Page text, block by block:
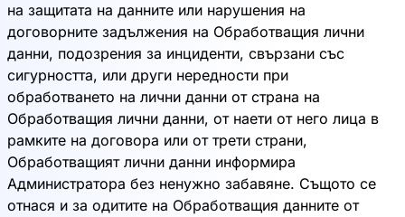
на защитата на данните или нарушения на
договорните задължения на Обработващия лични
данни, подозрения за инциденти, свързани със
сигурността, или други нередности при
обработването на лични данни от страна на
Обработващия лични данни, от наети от него лица в
рамките на договора или от трети страни,
Обработващият лични данни информира
Администратора без ненужно забавяне. Същото се
отнася и за одитите на Обработващия данните от